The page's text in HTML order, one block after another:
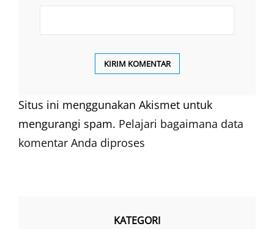
Situs ini menggunakan Akismet untuk
mengurangi spam. Pelajari bagaimana data
komentar Anda diproses
KATEGORI